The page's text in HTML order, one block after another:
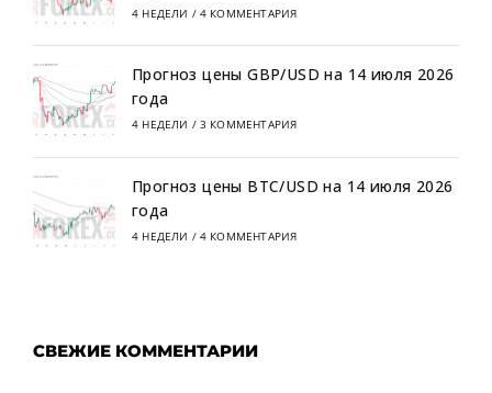
4 НЕДЕЛИ / 4 КОММЕНТАРИЯ
Прогноз цены GBP/USD на 14 июля 2026
года
4 НЕДЕЛИ / 3 КОММЕНТАРИЯ
Прогноз цены BTC/USD на 14 июля 2026
года
4 НЕДЕЛИ / 4 КОММЕНТАРИЯ
СВЕЖИЕ КОММЕНТАРИИ